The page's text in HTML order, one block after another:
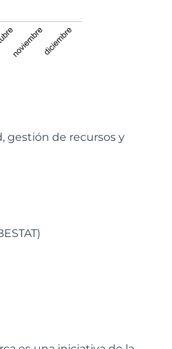
gestión de recursos y